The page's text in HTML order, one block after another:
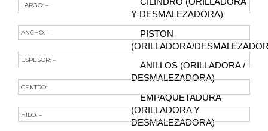
Y DESMALEZADORA)
PISTON
(ORILLADORA/
ANILLOS (ORILLADORA /
DESMALEZADORA)
EMPAQUETADURA
(ORILLADORA Y
DESMALEZADORA)
LARGO: –
ANCHO: –
ESPESOR: –
CENTRO: –
HILO: –